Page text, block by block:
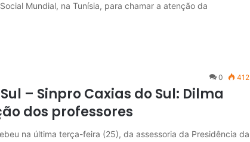
Mundial, na Tunísia, para chamar a atenção da
0 412
– Sinpro Caxias do Sul: Dilma
dos professores
na última terça-feira (25), da assessoria da Presidência da